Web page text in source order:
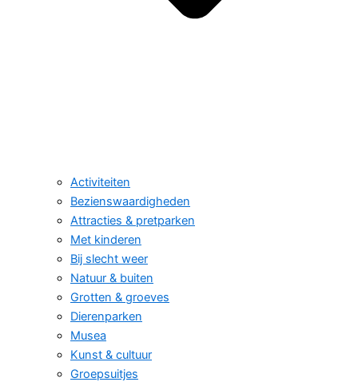
Activiteiten
Bezienswaardigheden
Attracties & pretparken
Met kinderen
Bij slecht weer
Natuur & buiten
Grotten & groeves
Dierenparken
Musea
Kunst & cultuur
Groepsuitjes